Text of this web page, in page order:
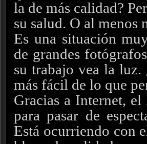
la de más calidad?
su salud. O al
Es una situación
de grandes
su trabajo vea la
más fácil de lo que
Gracias a Internet,
para pasar de
Está ocurriendo con